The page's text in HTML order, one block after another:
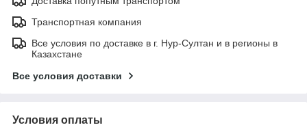
Транспортная компания
Все условия по доставке в г. Нур-Султан и в регионы в
Казахстане
Все условия доставки
Условия оплаты